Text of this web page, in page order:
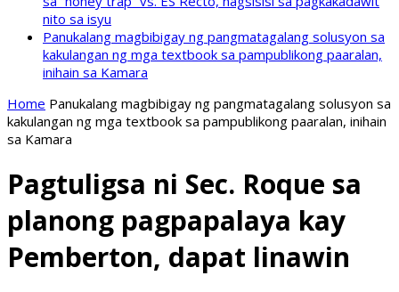
nito sa isyu
Panukalang magbibigay ng pangmatagalang solusyon sa
kakulangan ng mga textbook sa pampublikong paaralan,
inihain sa Kamara
Home Panukalang magbibigay ng pangmatagalang solusyon sa
kakulangan ng mga textbook sa pampublikong paaralan, inihain
sa Kamara
Pagtuligsa ni Sec. Roque sa
planong pagpapalaya kay
Pemberton, dapat linawin